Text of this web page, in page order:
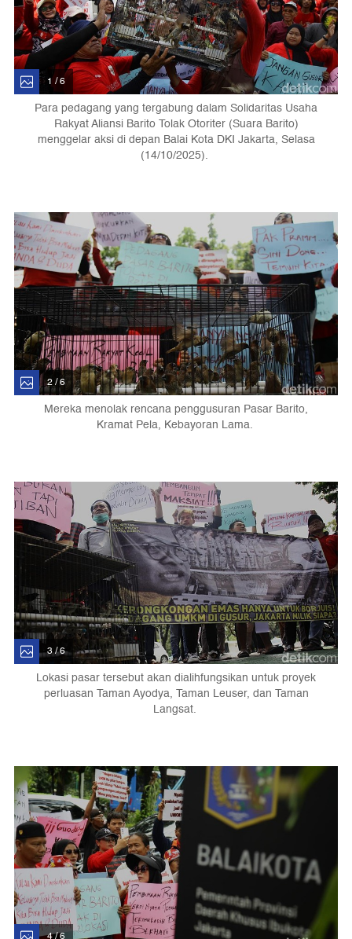
1 / 6
Para pedagang yang tergabung dalam Solidaritas Usaha
Rakyat Aliansi Barito Tolak Otoriter (Suara Barito)
menggelar aksi di depan Balai Kota DKI Jakarta, Selasa
(14/10/2025).
2 / 6
Mereka menolak rencana penggusuran Pasar Barito,
Kramat Pela, Kebayoran Lama.
3 / 6
Lokasi pasar tersebut akan dialihfungsikan untuk proyek
perluasan Taman Ayodya, Taman Leuser, dan Taman
Langsat.